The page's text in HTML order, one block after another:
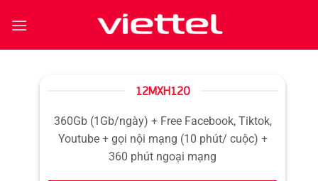
qua
12MXH120
360Gb (1Gb/ngày) + Free Facebook, Tiktok,
Youtube + gọi nội mạng (10 phút/ cuộc) +
360 phút ngoại mạng